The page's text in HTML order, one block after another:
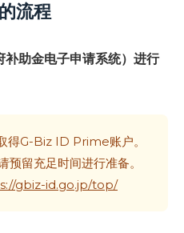
流程
助金电子申请系统）进行
得G-Biz ID Prime账户。
预留充足时间进行准备。
gbiz-id.go.jp/top/